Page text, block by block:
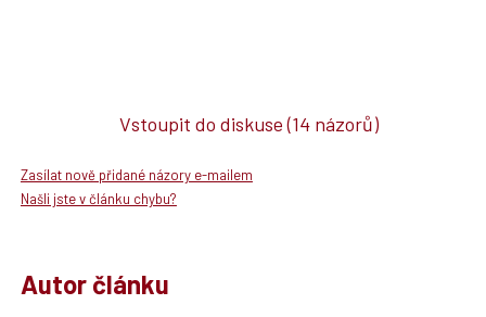
Vstoupit do diskuse(14 názorů)
Zasílat nově přidané názory e-mailem
Našli jste v článku chybu?
Autor článku